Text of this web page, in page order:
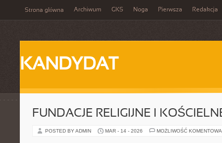
Strona główna Archiwum GKS Noga Pierwsza Redakcja
KANDYDAT
FUNDACJE RELIGIJNE I
POSTED BY ADMIN MAR - 14 - 2026 MOŻLIWOŚĆ